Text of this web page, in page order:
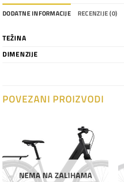
DODATNE INFORMACIJE RECENZIJE (0)
TEŽINA
DIMENZIJE
POVEZANI PROIZVODI
Dodaj
na
listu
želja
NEMA NA ZALIHAMA